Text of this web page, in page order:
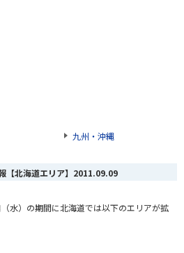
九州・沖縄
北海道エリア】 2011.09.09
水）の期間に北海道では以下のエリアが拡